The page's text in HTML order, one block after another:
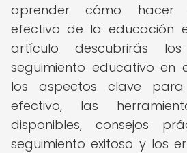
aprender cómo hacer
efectivo de la educación
artículo descubrirás
seguimiento educativo en
los aspectos clave para
efectivo, las
disponibles, consejos
seguimiento exitoso y los